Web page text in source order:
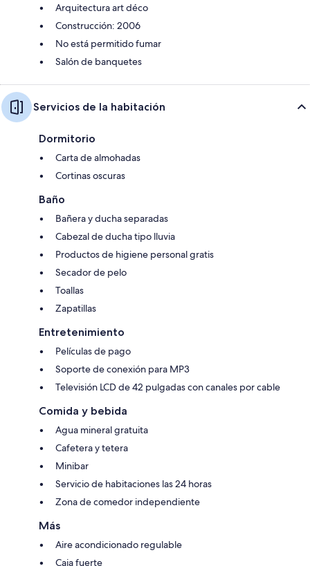
Arquitectura art déco
Construcción: 2006
No está permitido fumar
Salón de banquetes
Servicios de la habitación
Dormitorio
Carta de almohadas
Cortinas oscuras
Baño
Bañera y ducha separadas
Cabezal de ducha tipo lluvia
Productos de higiene personal gratis
Secador de pelo
Toallas
Zapatillas
Entretenimiento
Películas de pago
Soporte de conexión para MP3
Televisión LCD de 42 pulgadas con canales por cable
Comida y bebida
Agua mineral gratuita
Cafetera y tetera
Minibar
Servicio de habitaciones las 24 horas
Zona de comedor independiente
Más
Aire acondicionado regulable
Caja fuerte